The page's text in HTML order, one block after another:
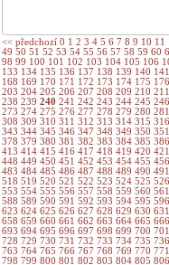
<< předchozí 0 1 2 3 4 5 6 7 8 9 10 11
49 50 51 52 53 54 55 56 57 58 59 60
98 99 100 101 102 103 104 105 106
133 134 135 136 137 138 139 140
168 169 170 171 172 173 174 175
203 204 205 206 207 208 209 210
238 239 240 241 242 243 244 245
273 274 275 276 277 278 279 280
308 309 310 311 312 313 314 315
343 344 345 346 347 348 349 350
378 379 380 381 382 383 384 385
413 414 415 416 417 418 419 420
448 449 450 451 452 453 454 455
483 484 485 486 487 488 489 490
518 519 520 521 522 523 524 525
553 554 555 556 557 558 559 560
588 589 590 591 592 593 594 595
623 624 625 626 627 628 629 630
658 659 660 661 662 663 664 665
693 694 695 696 697 698 699 700
728 729 730 731 732 733 734 735
763 764 765 766 767 768 769 770
798 799 800 801 802 803 804 805